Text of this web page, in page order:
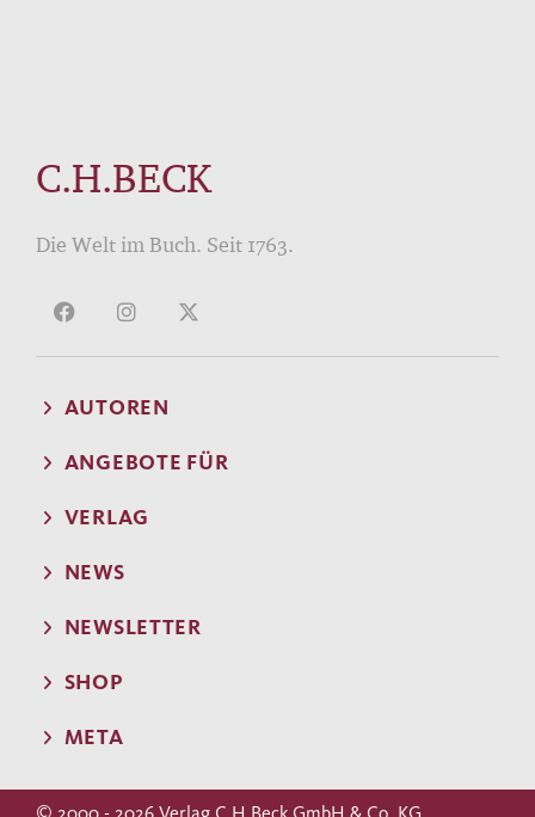
C.H.BECK
Die Welt im Buch. Seit 1763.
AUTOREN
ANGEBOTE FÜR
VERLAG
NEWS
NEWSLETTER
SHOP
META